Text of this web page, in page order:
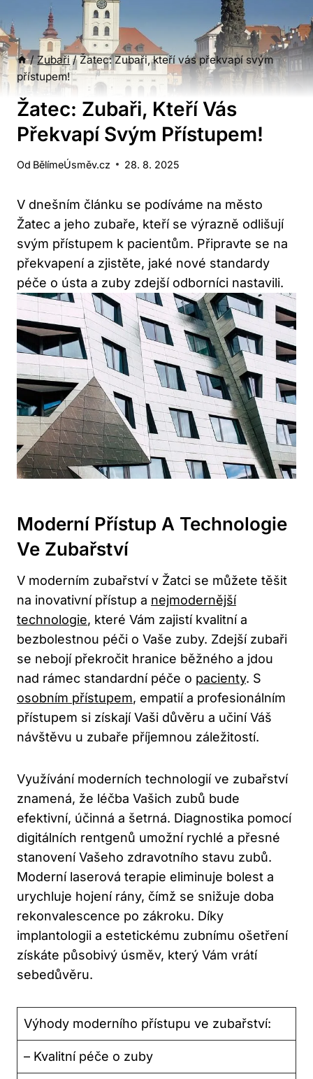
/ Zubaři / Žatec: Zubaři, kteří vás překvapí svým
přístupem!
Žatec: Zubaři, Kteří Vás
Překvapí Svým Přístupem!
Od BělímeÚsměv.cz 28. 8. 2025
V dnešním článku se podíváme na město
Žatec a jeho zubaře, kteří se výrazně odlišují
svým přístupem k pacientům. Připravte se na
překvapení a zjistěte, jaké nové standardy
péče o ústa a zuby zdejší odborníci nastavili.
Moderní Přístup A Technologie
Ve Zubařství
V moderním zubařství v Žatci se můžete těšit
na inovativní přístup a nejmodernější
technologie, které Vám zajistí kvalitní a
bezbolestnou péči o Vaše zuby. Zdejší zubaři
se nebojí překročit hranice běžného a jdou
nad rámec standardní péče o pacienty. S
osobním přístupem, empatií a profesionálním
přístupem si získají Vaši důvěru a učiní Váš
návštěvu u zubaře příjemnou záležitostí.
Využívání moderních technologií ve zubařství
znamená, že léčba Vašich zubů bude
efektivní, účinná a šetrná. Diagnostika pomocí
digitálních rentgenů umožní rychlé a přesné
stanovení Vašeho zdravotního stavu zubů.
Moderní laserová terapie eliminuje bolest a
urychluje hojení rány, čímž se snižuje doba
rekonvalescence po zákroku. Díky
implantologii a estetickému zubnímu ošetření
získáte působivý úsměv, který Vám vrátí
sebedůvěru.
Výhody moderního přístupu ve zubařství:
– Kvalitní péče o zuby